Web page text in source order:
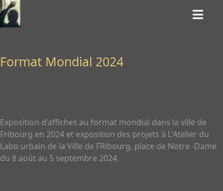
Format Mondial 2024
Exposition d'affiches au format mondial dans la ville de
Fribourg en 2024 et exposition des projets à L'Atelier du
Labo urbain de la Ville de FRibourg, place de Notre -Dame
du 8 août au 5 septembre 2024.